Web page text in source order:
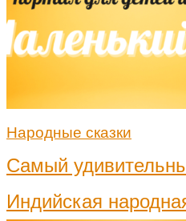
Народные сказки
Самый
Индийская